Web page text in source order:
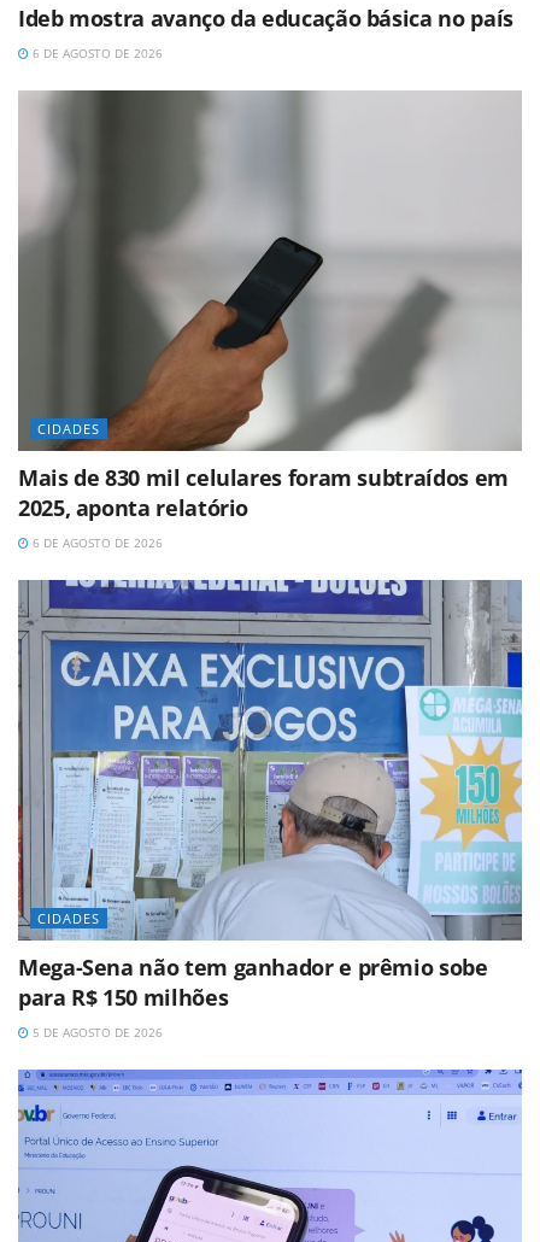
Ideb mostra avanço da educação básica no país
6 DE AGOSTO DE 2026
CIDADES
Mais de 830 mil celulares foram subtraídos em
2025, aponta relatório
6 DE AGOSTO DE 2026
CIDADES
Mega-Sena não tem ganhador e prêmio sobe
para R$ 150 milhões
5 DE AGOSTO DE 2026